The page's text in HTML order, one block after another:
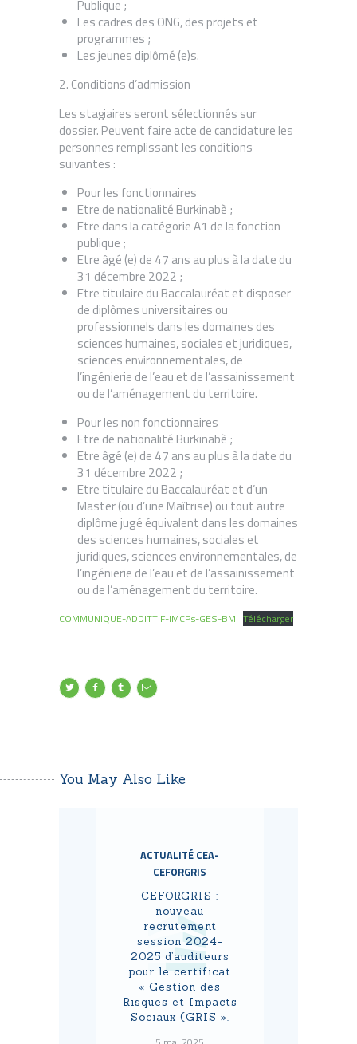
Publique ;
Les cadres des ONG, des projets et
programmes ;
Les jeunes diplômé (e)s.
2. Conditions d’admission
Les stagiaires seront sélectionnés sur
dossier. Peuvent faire acte de candidature les
personnes remplissant les conditions
suivantes :
Pour les fonctionnaires
Etre de nationalité Burkinabè ;
Etre dans la catégorie A1 de la fonction
publique ;
Etre âgé (e) de 47 ans au plus à la date du
31 décembre 2022 ;
Etre titulaire du Baccalauréat et disposer
de diplômes universitaires ou
professionnels dans les domaines des
sciences humaines, sociales et juridiques,
sciences environnementales, de
l’ingénierie de l’eau et de l’assainissement
ou de l’aménagement du territoire.
Pour les non fonctionnaires
Etre de nationalité Burkinabè ;
Etre âgé (e) de 47 ans au plus à la date du
31 décembre 2022 ;
Etre titulaire du Baccalauréat et d’un
Master (ou d’une Maîtrise) ou tout autre
diplôme jugé équivalent dans les domaines
des sciences humaines, sociales et
juridiques, sciences environnementales, de
l’ingénierie de l’eau et de l’assainissement
ou de l’aménagement du territoire.
COMMUNIQUE-ADDITTIF-IMCPs-GES-BM Télécharger
You May Also Like
ACTUALITÉ CEA-
CEFORGRIS
CEFORGRIS :
nouveau
recrutement
session 2024-
2025 d’auditeurs
pour le certificat
« Gestion des
Risques et Impacts
Sociaux (GRIS ».